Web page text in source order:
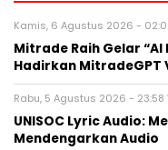
Kamis, 6 Agustus 2026 -
Mitrade Raih Gelar
Hadirkan MitradeGPT
Rabu, 5 Agustus 2026 - 23:58
UNISOC Lyric Audio:
Mendengarkan Audio